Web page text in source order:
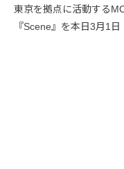
東京を拠点に活動する
『Scene』を本日3月1日